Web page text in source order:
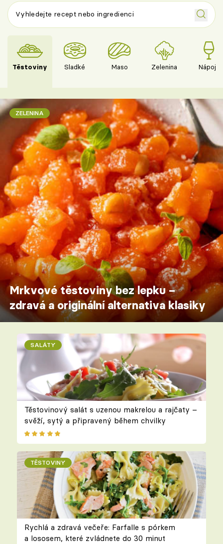
Těstoviny Sladké Maso Zelenina Nápoje
ZELENINA
Mrkvové těstoviny bez lepku –
zdravá a originální alternativa klasiky
SALÁTY
Těstovinový salát s uzenou makrelou a rajčaty –
svěží, sytý a připravený během chvilky
TĚSTOVINY
Rychlá a zdravá večeře: Farfalle s pórkem
a lososem, které zvládnete do 30 minut